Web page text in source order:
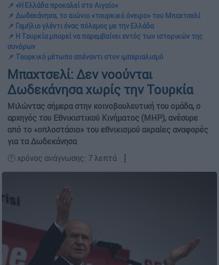
📌 «Η Ελλάδα προκαλεί στο Αιγαίο»
📌 Δωδεκάνησα, το αιώνιο «τουρκικό όνειρο» του Μπαχτσελί
📌 Γαμήλιο γλέντι ένας πόλεμος με την Ελλάδα
📌 Η Τουρκία μπορεί να παρεμβαίνει εντός των ιστορικών της
συνόρων
📌 Τουρκικό μέτωπο απέναντι στον ιμπεριαλισμό
Μπαχτσελί: Δεν νοούνται
Δωδεκάνησα χωρίς την Τουρκία
Μιλώντας σήμερα στην κοινοβουλευτική του ομάδα, ο
αρχηγός του Εθνικιστικού Κινήματος (ΜΗΡ), ανέσυρε
από το «οπλοστάσιο» του εθνικισμού ακραίες αναφορές
για τα Δωδεκάνησα
🕛 χρόνος ανάγνωσης: 7 λεπτά ┋